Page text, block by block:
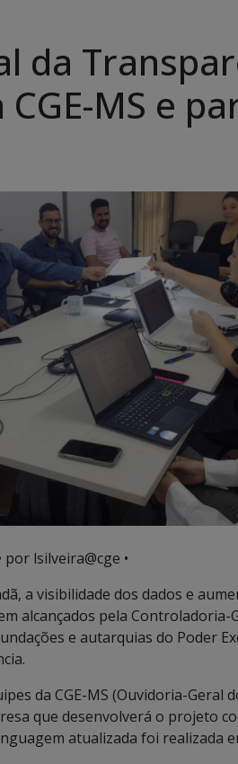
da
MS e
por lsilveira@cge •
a visibilidade dos dados e
alcançados pela Controladoria-
e autarquias do Poder
da CGE-MS (Ouvidoria-Geral
que desenvolverá o projeto
atualizada foi realizada